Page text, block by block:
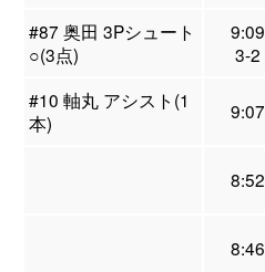
#87 奥田 3Pシュート
○(3点)
9:09
3-2
#10 軸丸 アシスト(1
本)
9:07
8:52
8:46